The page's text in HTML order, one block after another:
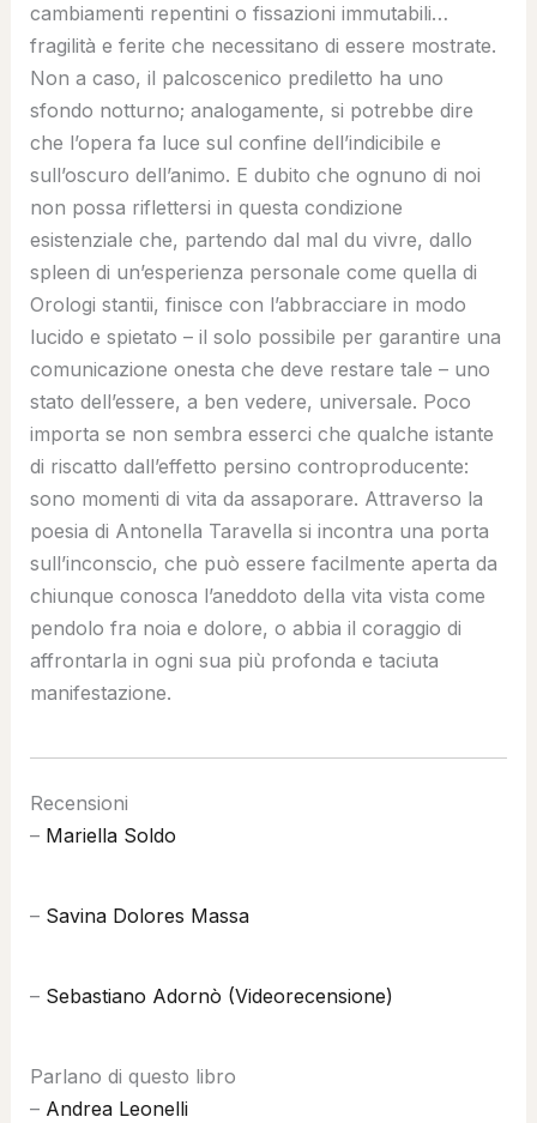
cambiamenti repentini o fissazioni immutabili…
fragilità e ferite che necessitano di essere mostrate.
Non a caso, il palcoscenico prediletto ha uno
sfondo notturno; analogamente, si potrebbe dire
che l’opera fa luce sul confine dell’indicibile e
sull’oscuro dell’animo. E dubito che ognuno di noi
non possa riflettersi in questa condizione
esistenziale che, partendo dal mal du vivre, dallo
spleen di un’esperienza personale come quella di
Orologi stantii, finisce con l’abbracciare in modo
lucido e spietato – il solo possibile per garantire una
comunicazione onesta che deve restare tale – uno
stato dell’essere, a ben vedere, universale. Poco
importa se non sembra esserci che qualche istante
di riscatto dall’effetto persino controproducente:
sono momenti di vita da assaporare. Attraverso la
poesia di Antonella Taravella si incontra una porta
sull’inconscio, che può essere facilmente aperta da
chiunque conosca l’aneddoto della vita vista come
pendolo fra noia e dolore, o abbia il coraggio di
affrontarla in ogni sua più profonda e taciuta
manifestazione.
Recensioni
– Mariella Soldo
– Savina Dolores Massa
– Sebastiano Adornò (Videorecensione)
Parlano di questo libro
– Andrea Leonelli